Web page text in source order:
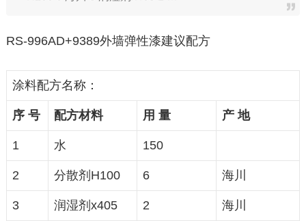
RS-996AD+9389外墙弹性漆建议配方
涂料配方名称：
序 号 配方材料 用 量 产 地
1 水 150
2 分散剂H100 6 海川
3 润湿剂x405 2 海川